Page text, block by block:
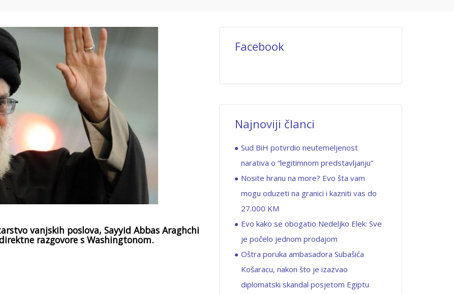
vanjskih poslova, Sayyid Abbas Araghchi
razgovore s Washingtonom.
Facebook
Najnoviji članci
Sud BiH potvrdio neutemeljenost
narativa o “legitimnom predstavljanju”
Nosite hranu na more? Evo šta vam
mogu oduzeti na granici i kazniti vas do
27.000 KM
Evo kako se obogatio Nedeljko Elek: Sve
je počelo jednom prodajom
Oštra poruka ambasadora Subašića
Košaracu, nakon što je izazvao
diplomatski skandal posjetom Egiptu